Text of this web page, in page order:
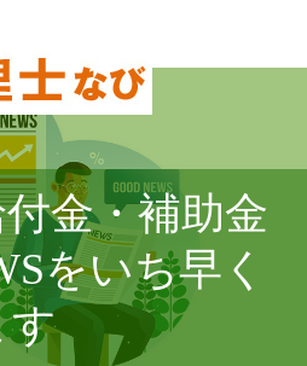
金・補助金
をいち早く
す